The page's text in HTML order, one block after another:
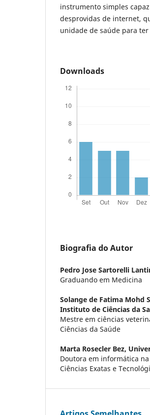
instrumento simples
desprovidas de internet,
unidade de saúde para
Downloads
Biografia do Autor
Pedro Jose Sartorelli
Graduando em Medicina
Solange de Fatima Mohd
Instituto de Ciências da
Mestre em ciências
Ciências da Saúde
Marta Rosecler Bez,
Doutora em informática
Ciências Exatas e